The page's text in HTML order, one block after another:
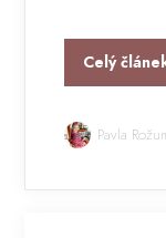
Celý
Pavla